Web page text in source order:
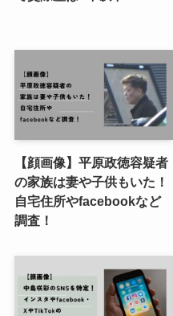
【顔画像】平原政徳容疑者
の家族は妻や子供もいた！
自宅住所やfacebookなど
調査！